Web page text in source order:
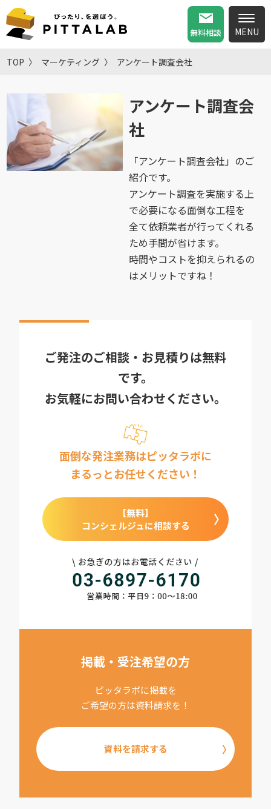
無料相談
TOP マーケティング アンケート調査会社
アンケート調査会
社
「アンケート調査会社」のご
紹介です。
アンケート調査を実施する上
で必要になる面倒な工程を
全て依頼業者が行ってくれる
ため手間が省けます。
時間やコストを抑えられるの
はメリットですね！
ご発注のご相談・お見積りは無料
です。
お気軽にお問い合わせください。
面倒な発注業務はピッタラボに
まるっとお任せください！
【無料】
コンシェルジュに相談する
掲載・受注希望の方
ピッタラボに掲載を
ご希望の方は資料請求を！
資料を請求する